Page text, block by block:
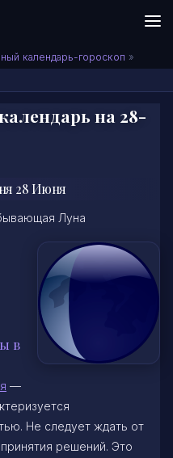
календарь-гороскоп »
на 28-
28 Июня
Луна
в
—
Не следует ждать от
решений. Это